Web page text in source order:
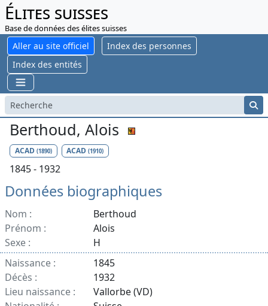
Élites suisses
Base de données des élites suisses
Aller au site officiel
Index des personnes
Index des entités
Berthoud, Alois
ACAD (1890) ACAD(1910)
1845 - 1932
Données biographiques
Nom :
Berthoud
Prénom :
Alois
Sexe :
H
Naissance :
1845
Décès :
1932
Lieu naissance :
Vallorbe (VD)